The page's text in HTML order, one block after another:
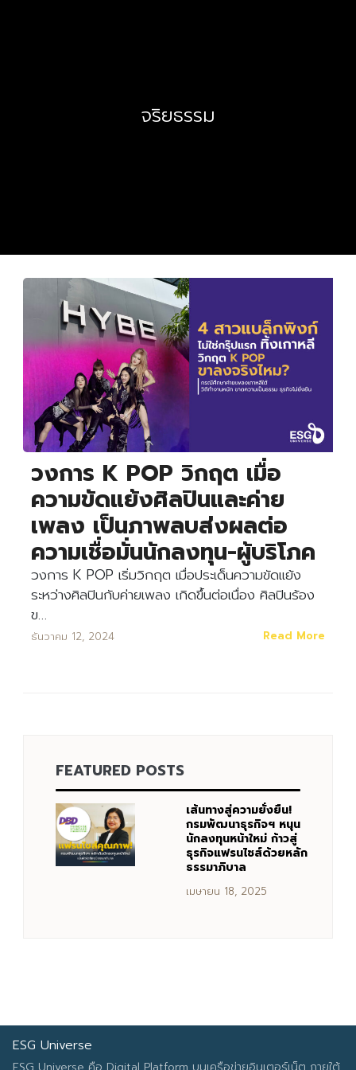
Search
จริยธรรม
วงการ K POP วิกฤต เมื่อ
ความขัดแย้งศิลปินและค่าย
เพลง เป็นภาพลบส่งผลต่อ
ความเชื่อมั่นนักลงทุน-ผู้บริโภค
วงการ K POP เริ่มวิกฤต เมื่อประเด็นความขัดแย้ง
ระหว่างศิลปินกับค่ายเพลง เกิดขึ้นต่อเนื่อง ศิลปินร้อง
ข…
ธันวาคม 12, 2024 Read More
FEATURED POSTS
เส้นทางสู่ความยั่งยืน!
กรมพัฒนาธุรกิจฯ หนุน
นักลงทุนหน้าใหม่ ก้าวสู่
ธุรกิจแฟรนไชส์ด้วยหลัก
ธรรมาภิบาล
เมษายน 18, 2025
ESG Universe